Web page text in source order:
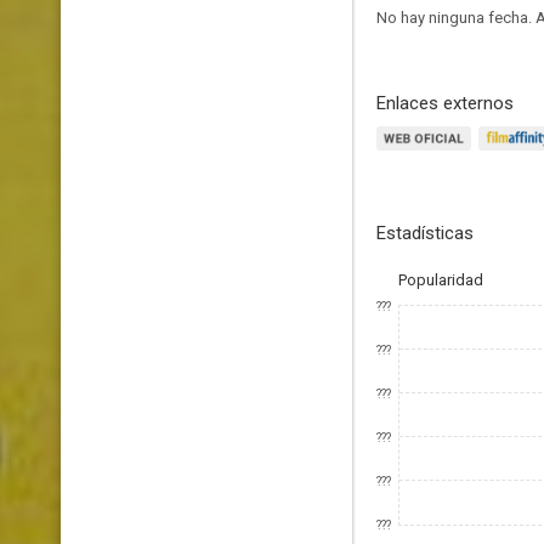
No hay ninguna fecha.
Enlaces externos
Estadísticas
Popularidad
???
???
???
???
???
???